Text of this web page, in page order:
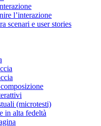
l’interazione
scenari e user stories
(microtesti)
in alta fedeltà